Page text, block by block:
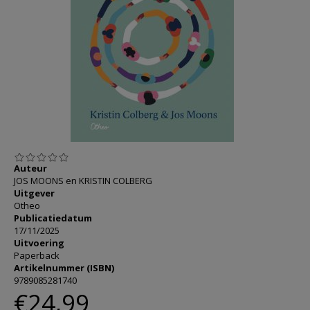
AANMELDEN OF REGISTREREN
Auteur
JOS MOONS en KRISTIN COLBERG
Uitgever
Otheo
Publicatiedatum
17/11/2025
Uitvoering
Paperback
Artikelnummer (ISBN)
9789085281740
€24,99